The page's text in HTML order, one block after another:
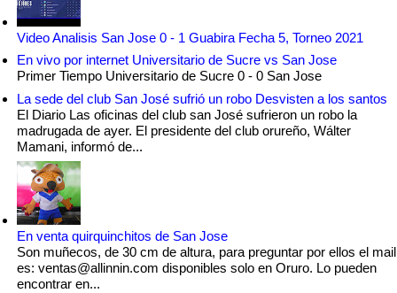
Video Analisis San Jose 0 - 1 Guabira Fecha 5, Torneo 2021
En vivo por internet Universitario de Sucre vs San Jose
Primer Tiempo Universitario de Sucre 0 - 0 San Jose
La sede del club San José sufrió un robo Desvisten a los santos
El Diario Las oficinas del club san José sufrieron un robo la
madrugada de ayer. El presidente del club orureño, Wálter
Mamani, informó de...
En venta quirquinchitos de San Jose
Son muñecos, de 30 cm de altura, para preguntar por ellos el mail
es: ventas@allinnin.com disponibles solo en Oruro. Lo pueden
encontrar en...